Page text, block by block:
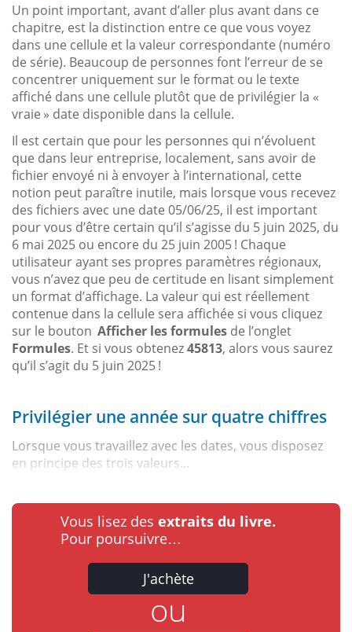
Un point important, avant d’aller plus avant dans ce
chapitre, est la distinction entre ce que vous voyez
dans une cellule et la valeur correspondante (numéro
de série). Beaucoup de personnes font l’erreur de se
concentrer uniquement sur le format ou le texte
affiché dans une cellule plutôt que de privilégier la «
vraie » date disponible dans la cellule.
Il est certain que pour les personnes qui n’évoluent
que dans leur entreprise, localement, sans avoir de
fichier envoyé ni à envoyer à l’international, cette
notion peut paraître inutile, mais lorsque vous recevez
des fichiers avec une date 05/06/25, il est important
pour vous d’être certain qu’il s’agisse du 5 juin 2025, du
6 mai 2025 ou encore du 25 juin 2005 ! Chaque
utilisateur ayant ses propres paramètres régionaux,
vous n’avez que peu de certitude en lisant simplement
un format d’affichage. La valeur qui est réellement
contenue dans la cellule sera affichée si vous cliquez
sur le bouton Afficher les formules de l’onglet
Formules. Et si vous obtenez45813, alors vous saurez
qu’il s’agit du 5 juin 2025 !
Privilégier une année sur quatre chiffres
Lorsque vous travaillez avec les dates, vous disposez
en principe des trois valeurs...
Vous lisez des extraits du livre.
Pour poursuivre…
J'achète
ou